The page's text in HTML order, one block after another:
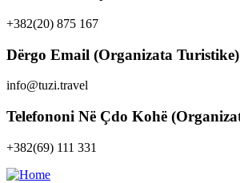
+382(20) 875 167
Dërgo Email (Organizata Turistike)
info@tuzi.travel
Telefononi Në Çdo Kohë
+382(69) 111 331